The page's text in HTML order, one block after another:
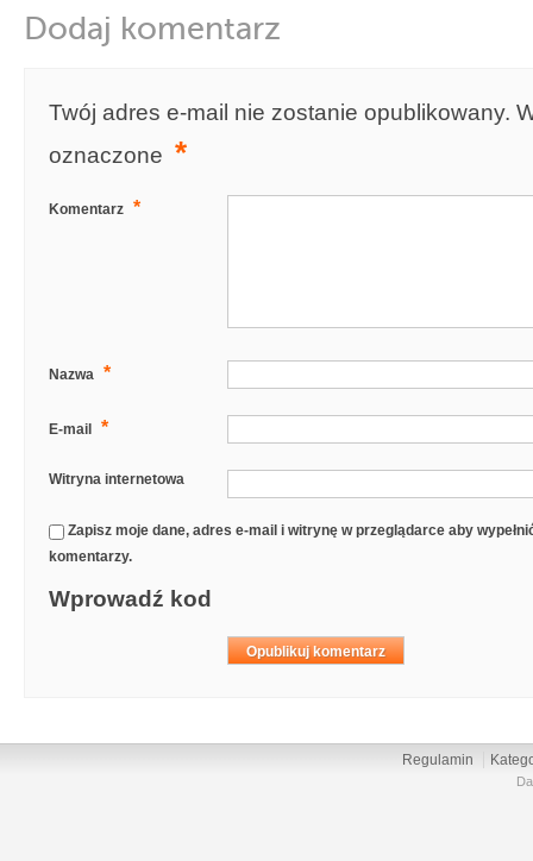
Dodaj komentarz
Twój adres e-mail nie zostanie opublikowany.
oznaczone *
Komentarz *
Nazwa *
E-mail *
Witryna internetowa
Zapisz moje dane, adres e-mail i witrynę w przeglądarce aby
komentarzy.
Wprowadź kod
Regulamin